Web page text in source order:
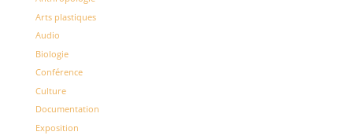
Arts plastiques
Audio
Biologie
Conférence
Culture
Documentation
Exposition